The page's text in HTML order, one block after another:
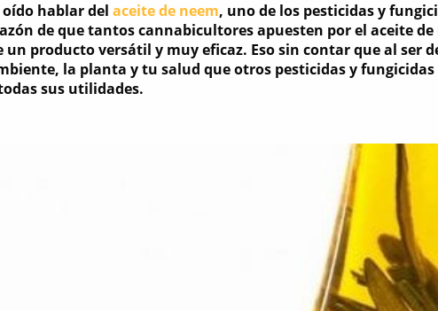
oído hablar delaceite de neem, uno de los pesticidas y
de que tantos cannabicultores apuesten por el aceite
un producto versátil y muy eficaz. Eso sin contar que al ser
la planta y tu salud que otros pesticidas y
sus utilidades.